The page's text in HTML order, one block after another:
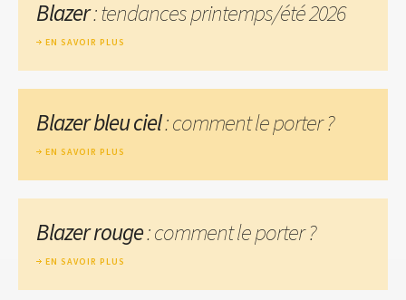
Blazer: tendances printemps/été 2026
EN SAVOIR PLUS
Blazer bleu ciel: comment le porter ?
EN SAVOIR PLUS
Blazer rouge: comment le porter ?
EN SAVOIR PLUS